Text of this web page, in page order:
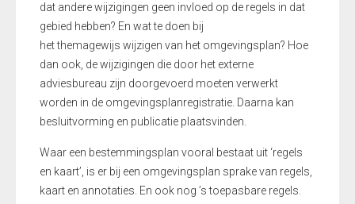
dat andere wijzigingen geen invloed op de regels in dat
gebied hebben? En wat te doen bij
hetthemagewijs wijzigen van het omgevingsplan? Hoe
dan ook, de wijzigingen die door het externe
adviesbureau zijn doorgevoerd moeten verwerkt
worden in de omgevingsplanregistratie. Daarna kan
besluitvorming en publicatie plaatsvinden.
Waar een bestemmingsplan vooral bestaat uit ‘regels
en kaart’, is er bij een omgevingsplan sprake van regels,
kaart en annotaties. En ook nog ’s toepasbare regels.